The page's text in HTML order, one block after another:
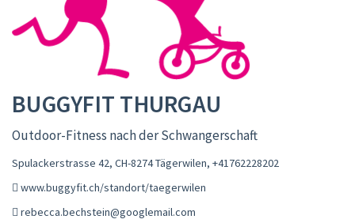
BUGGYFIT THURGAU
Outdoor-Fitness nach der Schwangerschaft
Spulackerstrasse 42, CH-8274 Tägerwilen, +41762228202
www.buggyfit.ch/standort/taegerwilen
rebecca.bechstein@googlemail.com